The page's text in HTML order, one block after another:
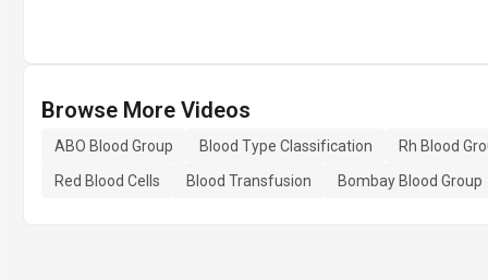
Browse More Videos
ABO Blood Group Blood Type Classification
Rh Blood
Red Blood Cells
Blood Transfusion Bombay Blood Group